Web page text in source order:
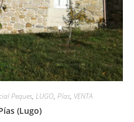
Peques, LUGO, Pías, VENTA
(Lugo)